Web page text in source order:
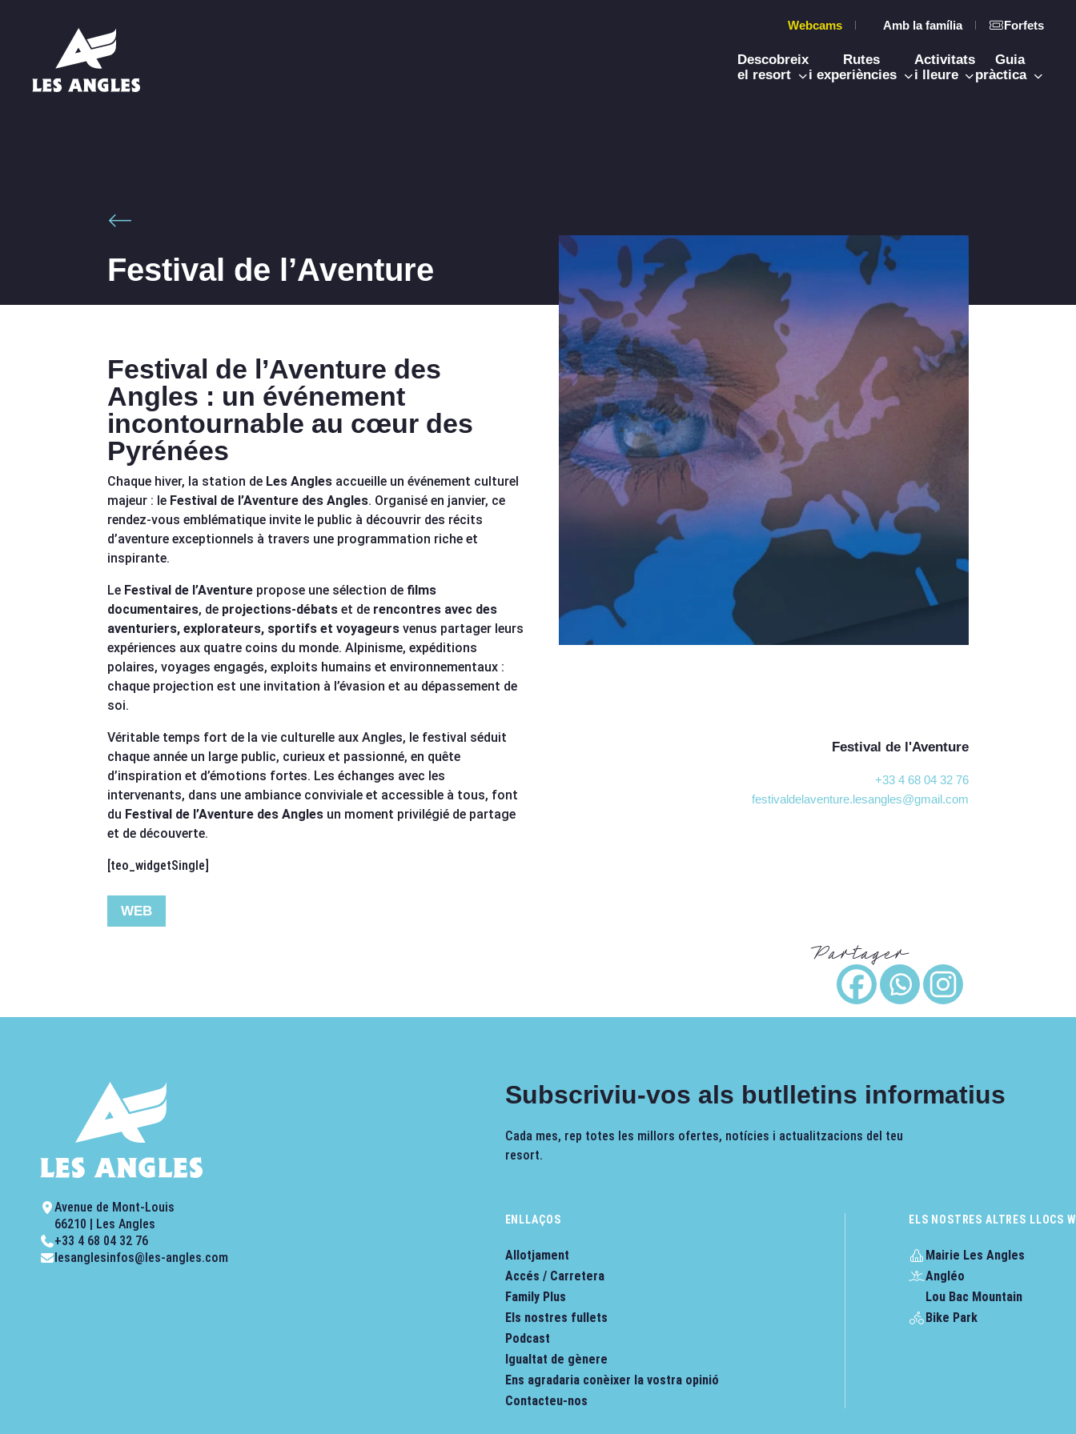
Webcams Amb la família Forfets
Descobreix
el resort
Rutes
i experiències
Activitats
i lleure
Guia
pràctica
Festival de l’Aventure
Festival de l’Aventure des
Angles : un événement
incontournable au cœur des
Pyrénées
Chaque hiver, la station de Les Angles accueille un événement culturel
majeur : le Festival de l’Aventure des Angles. Organisé en janvier, ce
rendez-vous emblématique invite le public à découvrir des récits
d’aventure exceptionnels à travers une programmation riche et
inspirante.
Le Festival de l’Aventure propose une sélection de films
documentaires, de projections-débats et de rencontres avec des
aventuriers, explorateurs, sportifs et voyageurs venus partager leurs
expériences aux quatre coins du monde. Alpinisme, expéditions
polaires, voyages engagés, exploits humains et environnementaux :
chaque projection est une invitation à l’évasion et au dépassement de
soi.
Véritable temps fort de la vie culturelle aux Angles, le festival séduit
chaque année un large public, curieux et passionné, en quête
d’inspiration et d’émotions fortes. Les échanges avec les
intervenants, dans une ambiance conviviale et accessible à tous, font
du Festival de l’Aventure des Angles un moment privilégié de partage
et de découverte.
[teo_widgetSingle]
WEB
Festival de l'Aventure
+33 4 68 04 32 76
festivaldelaventure.lesangles@gmail.com
Partager
Avenue de Mont-Louis
66210 | Les Angles
+33 4 68 04 32 76
lesanglesinfos@les-angles.com
Subscriviu-vos als butlletins informatius
Cada mes, rep totes les millors ofertes, notícies i actualitzacions del teu
resort.
ENLLAÇOS
Allotjament
Accés / Carretera
Family Plus
Els nostres fullets
Podcast
Igualtat de gènere
Ens agradaria conèixer la vostra opinió
Contacteu-nos
ELS NOSTRES ALTRES LLOCS
Mairie Les Angles
Angléo
Lou Bac Mountain
Bike Park